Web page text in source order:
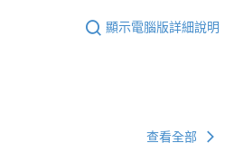
顯示電腦版詳細說明
查看全部